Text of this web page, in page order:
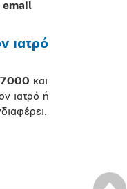
email
ιατρό
και
ιατρό ή